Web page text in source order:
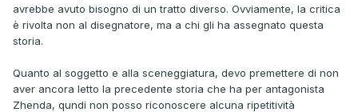
avrebbe avuto bisogno di un tratto diverso. Ovviamente, la critica
è rivolta non al disegnatore, ma a chi gli ha assegnato questa
storia.
Quanto al soggetto e alla sceneggiatura, devo premettere di non
aver ancora letto la precedente storia che ha per antagonista
Zhenda, qundi non posso riconoscere alcuna ripetitività